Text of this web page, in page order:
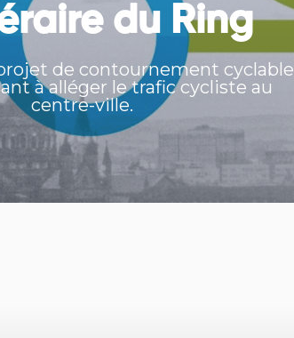
du Ring
de contournement cyclable
à alléger le trafic cycliste au
centre-ville.